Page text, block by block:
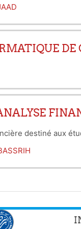
DE
destiné aux